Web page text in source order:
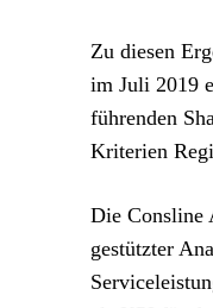
Zu diesen
im Juli 2019
führenden
Kriterien
Die Consline
gestützter